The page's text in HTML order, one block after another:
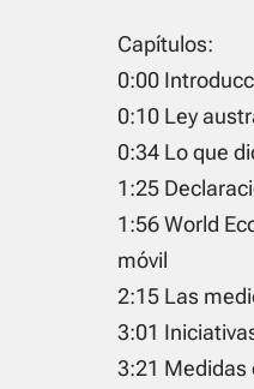
Capítulos:
0:00
0:10 Ley
0:34 Lo que
1:25
1:56 World
móvil
2:15 Las
3:01
3:21 Medidas